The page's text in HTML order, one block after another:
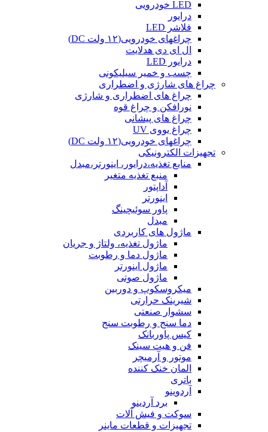
LED خودرویی
درایور
فلاشر LED
چراغهای خودرویی(۱۲ ولت DC)
ال ای دی هدلایت
درایور LED
چسب و خمیر سیلیکونی
چراغ های شارژی و اضطراری
چراغ های اضطراری و شارژی
نورافکن و چراغ قوه
چراغ های پیشانی
چراغ یووی UV
چراغهای خودرویی(۱۲ ولت DC)
تجهیزات الکترونیکی
منابع تغذیه،درایور، اینورتر،مبدل
منبع تغذیه متغیر
آداپتور
اینورتر
پاور سوئیچینگ
مبدل
ماژول های کاربردی
ماژول تغذیه، ولتاژ و جریان
ماژول دما و رطوبت
ماژول اینورتر
ماژول صوتی
میکروسکوپ و دوربین
شیرینک حرارتی
سشوار صنعتی
دما سنج و رطوبت سنج
کیس پاوربانک
فن و هیت سینک
موتور و آرمیچر
المان خنک کننده
باتری
آردوینو
برد آردینو
سوکت و فیش آلات
تجهیزات و قطعات ماینر